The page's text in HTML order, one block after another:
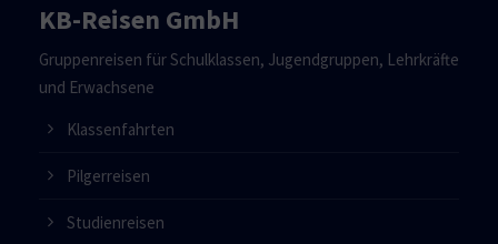
KB-Reisen GmbH
Gruppenreisen für Schulklassen, Jugendgruppen, Lehrkräfte
und Erwachsene
Klassenfahrten
Pilgerreisen
Studienreisen